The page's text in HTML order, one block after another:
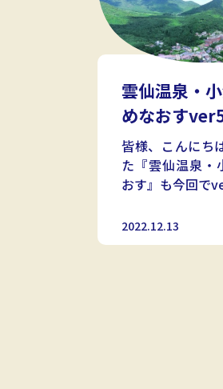
雲仙温泉・
めなおす
皆様、こんにち
た『雲仙温泉・
おす』も今回で
2022.12.13